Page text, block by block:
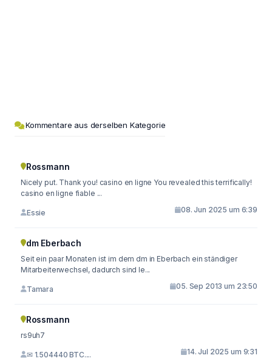
Kommentare aus derselben Kategorie
Rossmann
Nicely put. Thank you! casino en ligne You revealed this terrifically!
casino en ligne fiable ...
Essie 08. Jun 2025 um 6:39
dm Eberbach
Seit ein paar Monaten ist im dem dm in Eberbach ein ständiger
Mitarbeiterwechsel, dadurch sind le...
Tamara 05. Sep 2013 um 23:50
Rossmann
rs9uh7
✉ 1.504440 BTC.... 14. Jul 2025 um 9:31